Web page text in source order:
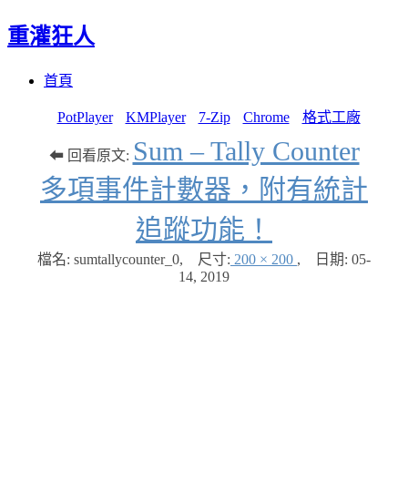
重灌狂人
首頁
PotPlayer KMPlayer 7-Zip Chrome 格式工廠
⬅ 回看原文: Sum – Tally Counter
多項事件計數器，附有統計
追蹤功能！
檔名: sumtallycounter_0, 尺寸: 200 × 200 , 日期: 05-
14, 2019